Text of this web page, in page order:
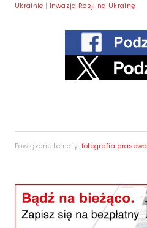
Ukrainie | Inwazja Rosji na Ukrainę
Powiązane tematy: fotografia prasowa